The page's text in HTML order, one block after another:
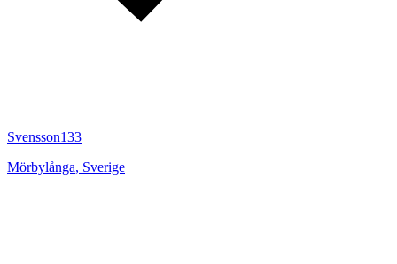
Svensson133
Mörbylånga, Sverige